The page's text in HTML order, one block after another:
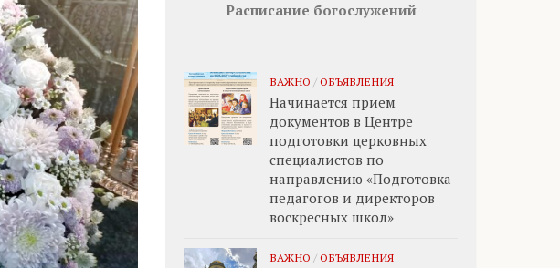
Расписание богослужений
ВАЖНО / ОБЪЯВЛЕНИЯ
Начинается прием
документов в Центре
подготовки церковных
специалистов по
направлению «Подготовка
педагогов и директоров
воскресных школ»
ВАЖНО / ОБЪЯВЛЕНИЯ